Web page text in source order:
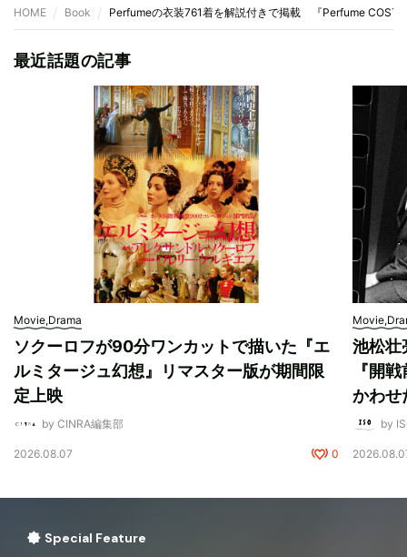
HOME Book Perfumeの衣装761着を解説付きで掲載 『Perfume
最近話題の記事
Movie,Drama
ソクーロフが90分ワンカットで描いた『エ
ルミタージュ幻想』リマスター版が期間限
定上映
by CINRA編集部
2026.08.07 0
池松壮
『開
かわせ
by
Special Feature